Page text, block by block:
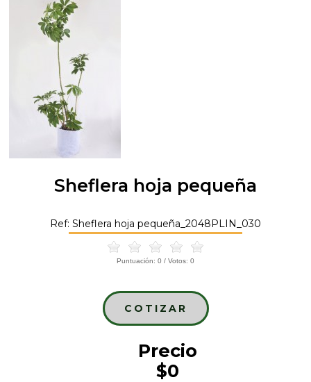
Sheflera hoja pequeña
Ref: Sheflera hoja pequeña_2048PLIN_030
Puntuación: 0 / Votos: 0
COTIZAR
Precio
$0